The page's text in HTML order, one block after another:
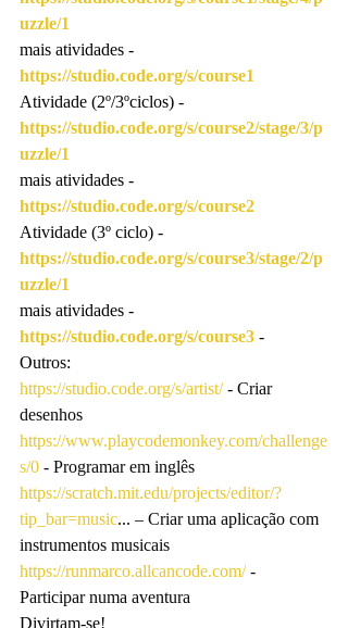
uzzle/1
mais atividades -
https://studio.code.org/s/course1
Atividade (2º/3ºciclos) -
https://studio.code.org/s/course2/stage/3/p
uzzle/1
mais atividades -
https://studio.code.org/s/course2
Atividade (3º ciclo) -
https://studio.code.org/s/course3/stage/2/p
uzzle/1
mais atividades -
https://studio.code.org/s/course3 -
Outros:
https://studio.code.org/s/artist/ - Criar
desenhos
https://www.playcodemonkey.com/challenge
s/0 - Programar em inglês
https://scratch.mit.edu/projects/editor/?
tip_bar=music... – Criar uma aplicação com
instrumentos musicais
https://runmarco.allcancode.com/ -
Participar numa aventura
Divirtam-se!